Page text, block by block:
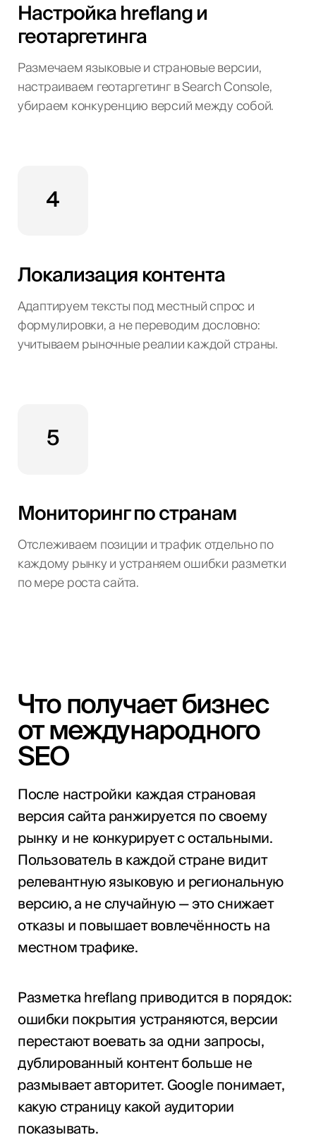
Настройка hreflang и
геотаргетинга
Размечаем языковые и страновые версии,
настраиваем геотаргетинг в Search Console,
убираем конкуренцию версий между собой.
4
Локализация контента
Адаптируем тексты под местный спрос и
формулировки, а не переводим дословно:
учитываем рыночные реалии каждой страны.
5
Мониторинг по странам
Отслеживаем позиции и трафик отдельно по
каждому рынку и устраняем ошибки разметки
по мере роста сайта.
Что получает бизнес
от международного
SEO
После настройки каждая страновая
версия сайта ранжируется по своему
рынку и не конкурирует с остальными.
Пользователь в каждой стране видит
релевантную языковую и региональную
версию, а не случайную — это снижает
отказы и повышает вовлечённость на
местном трафике.
Разметка hreflang приводится в порядок:
ошибки покрытия устраняются, версии
перестают воевать за одни запросы,
дублированный контент больше не
размывает авторитет. Google понимает,
какую страницу какой аудитории
показывать.